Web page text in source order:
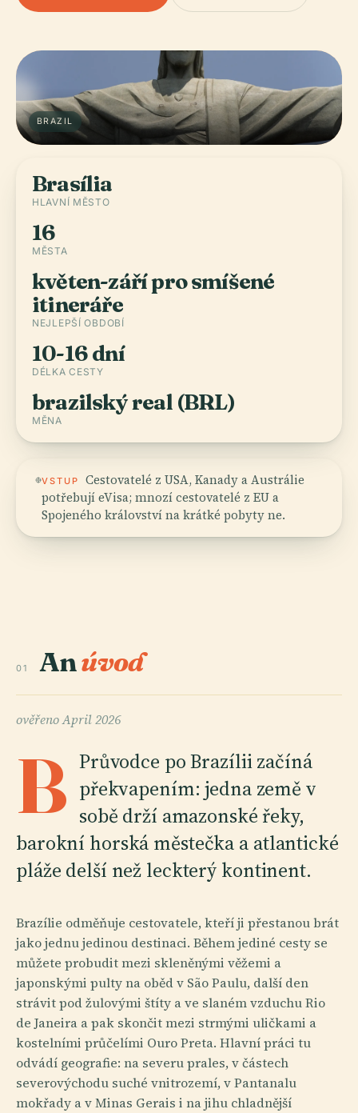
BRAZIL
Brasília
HLAVNÍ MĚSTO
16
MĚSTA
květen-září pro smíšené
itineráře
NEJLEPŠÍ OBDOBÍ
10-16 dní
DÉLKA CESTY
brazilský real (BRL)
MĚNA
VSTUP
Cestovatelé z USA, Kanady a Austrálie
potřebují eVisa; mnozí cestovatelé z EU a
Spojeného království na krátké pobyty ne.
01 Anúvod
ověřenoApril 2026
B Průvodce po Brazílii začíná
překvapením: jedna země v
sobě drží amazonské řeky,
barokní horská městečka a atlantické
pláže delší než leckterý kontinent.
Brazílie odměňuje cestovatele, kteří ji přestanou brát
jako jednu jedinou destinaci. Během jediné cesty se
můžete probudit mezi skleněnými věžemi a
japonskými pulty na oběd v São Paulu, další den
strávit pod žulovými štíty a ve slaném vzduchu Rio
de Janeira a pak skončit mezi strmými uličkami a
kostelními průčelími Ouro Preta. Hlavní práci tu
odvádí geografie: na severu prales, v částech
severovýchodu suché vnitrozemí, v Pantanalu
mokřady a v Minas Gerais i na jihu chladnější